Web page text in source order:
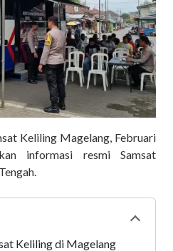
Keliling Magelang, Februari
informasi resmi Samsat
Keliling di Magelang